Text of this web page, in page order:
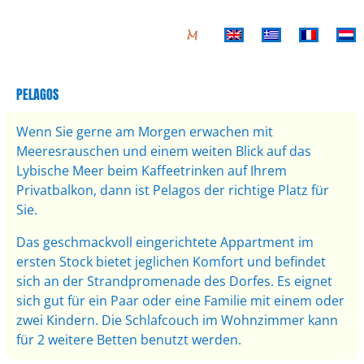
PELAGOS
Wenn Sie gerne am Morgen erwachen mit
Meeresrauschen und einem weiten Blick auf das
Lybische Meer beim Kaffeetrinken auf Ihrem
Privatbalkon, dann ist Pelagos der richtige Platz für
Sie.
Das geschmackvoll eingerichtete Appartment im
ersten Stock bietet jeglichen Komfort und befindet
sich an der Strandpromenade des Dorfes. Es eignet
sich gut für ein Paar oder eine Familie mit einem oder
zwei Kindern. Die Schlafcouch im Wohnzimmer kann
für 2 weitere Betten benutzt werden.